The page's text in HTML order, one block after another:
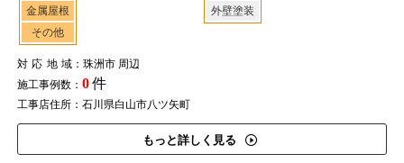
金属屋根
その他
外壁塗装
対応地域：珠洲市 周辺
施工事例数： 0件
工事店住所：石川県白山市八ツ矢町
もっと詳しく見る